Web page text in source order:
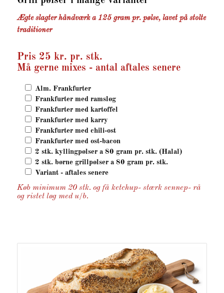
Ægte slagter håndværk a 125 gram pr. pølse, lavet på stolte
traditioner
Pris 25 kr. pr. stk.
Må gerne mixes - antal aftales senere
Alm. Frankfurter
Frankfurter med ramsløg
Frankfurter med kartoffel
Frankfurter med karry
Frankfurter med chili-ost
Frankfurter med ost-bacon
2 stk. kyllingpølser a 80 gram pr. stk. (Halal)
2 stk. børne grillpølser a 80 gram pr. stk.
Variant - aftales senere
Køb minimum 20 stk. og få ketchup- stærk sennep- rå
og ristet løg med u/b.